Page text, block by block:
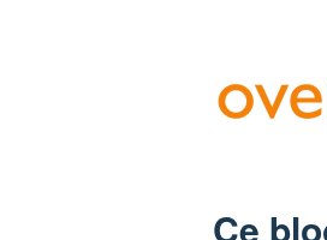
Ce